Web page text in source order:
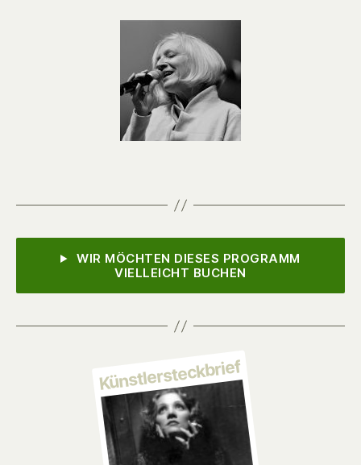
WIR MÖCHTEN DIESES PROGRAMM
VIELLEICHT BUCHEN
Künstlersteckbrief